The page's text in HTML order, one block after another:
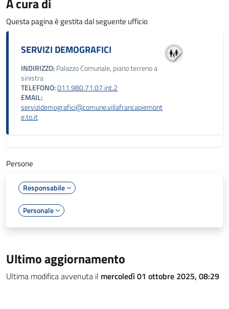
Questa pagina è gestita dal seguente ufficio
SERVIZI DEMOGRAFICI
INDIRIZZO:Palazzo Comunale, piano terreno a
sinistra
TELEFONO:011.980.71.07 int.2
EMAIL:
servizidemografici@comune.villafrancapiemont
e.to.it
Persone
Responsabile
Personale
Ultimo aggiornamento
Ultima modifica avvenuta il mercoledì 01 ottobre 2025, 08:29